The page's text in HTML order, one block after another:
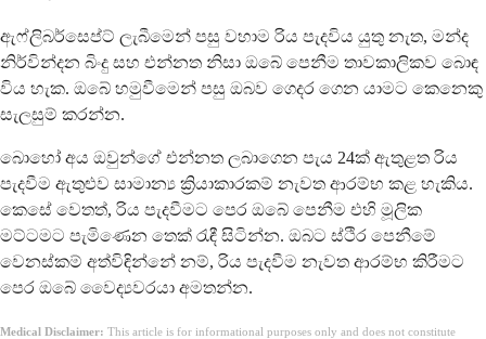
ඇෆ්ලිබර්සෙප්ට් ලැබීමෙන් පසු වහාම රිය පැදවිය යුතු නැත, මන්ද
නිර්වින්දන බිංදු සහ එන්නත නිසා ඔබේ පෙනීම තාවකාලිකව බොඳ
විය හැක. ඔබේ හමුවීමෙන් පසු ඔබව ගෙදර ගෙන යාමට කෙනෙකු
සැලසුම් කරන්න.
බොහෝ අය ඔවුන්ගේ එන්නත ලබාගෙන පැය 24ක් ඇතුළත රිය
පැදවීම ඇතුළුව සාමාන්‍ය ක්‍රියාකාරකම් නැවත ආරම්භ කළ හැකිය.
කෙසේ වෙතත්, රිය පැදවීමට පෙර ඔබේ පෙනීම එහි මූලික
මට්ටමට පැමිණෙන තෙක් රැඳී සිටින්න. ඔබට ස්ථිර පෙනීමේ
වෙනස්කම් අත්විඳින්නේ නම්, රිය පැදවීම නැවත ආරම්භ කිරීමට
පෙර ඔබේ වෛද්‍යවරයා අමතන්න.
Medical Disclaimer: This article is for informational purposes only and does not constitute